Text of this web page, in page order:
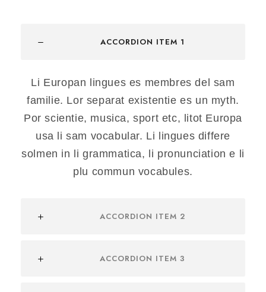
ACCORDION ITEM 1
Li Europan lingues es membres del sam
familie. Lor separat existentie es un myth.
Por scientie, musica, sport etc, litot Europa
usa li sam vocabular. Li lingues differe
solmen in li grammatica, li pronunciation e li
plu commun vocabules.
ACCORDION ITEM 2
ACCORDION ITEM 3